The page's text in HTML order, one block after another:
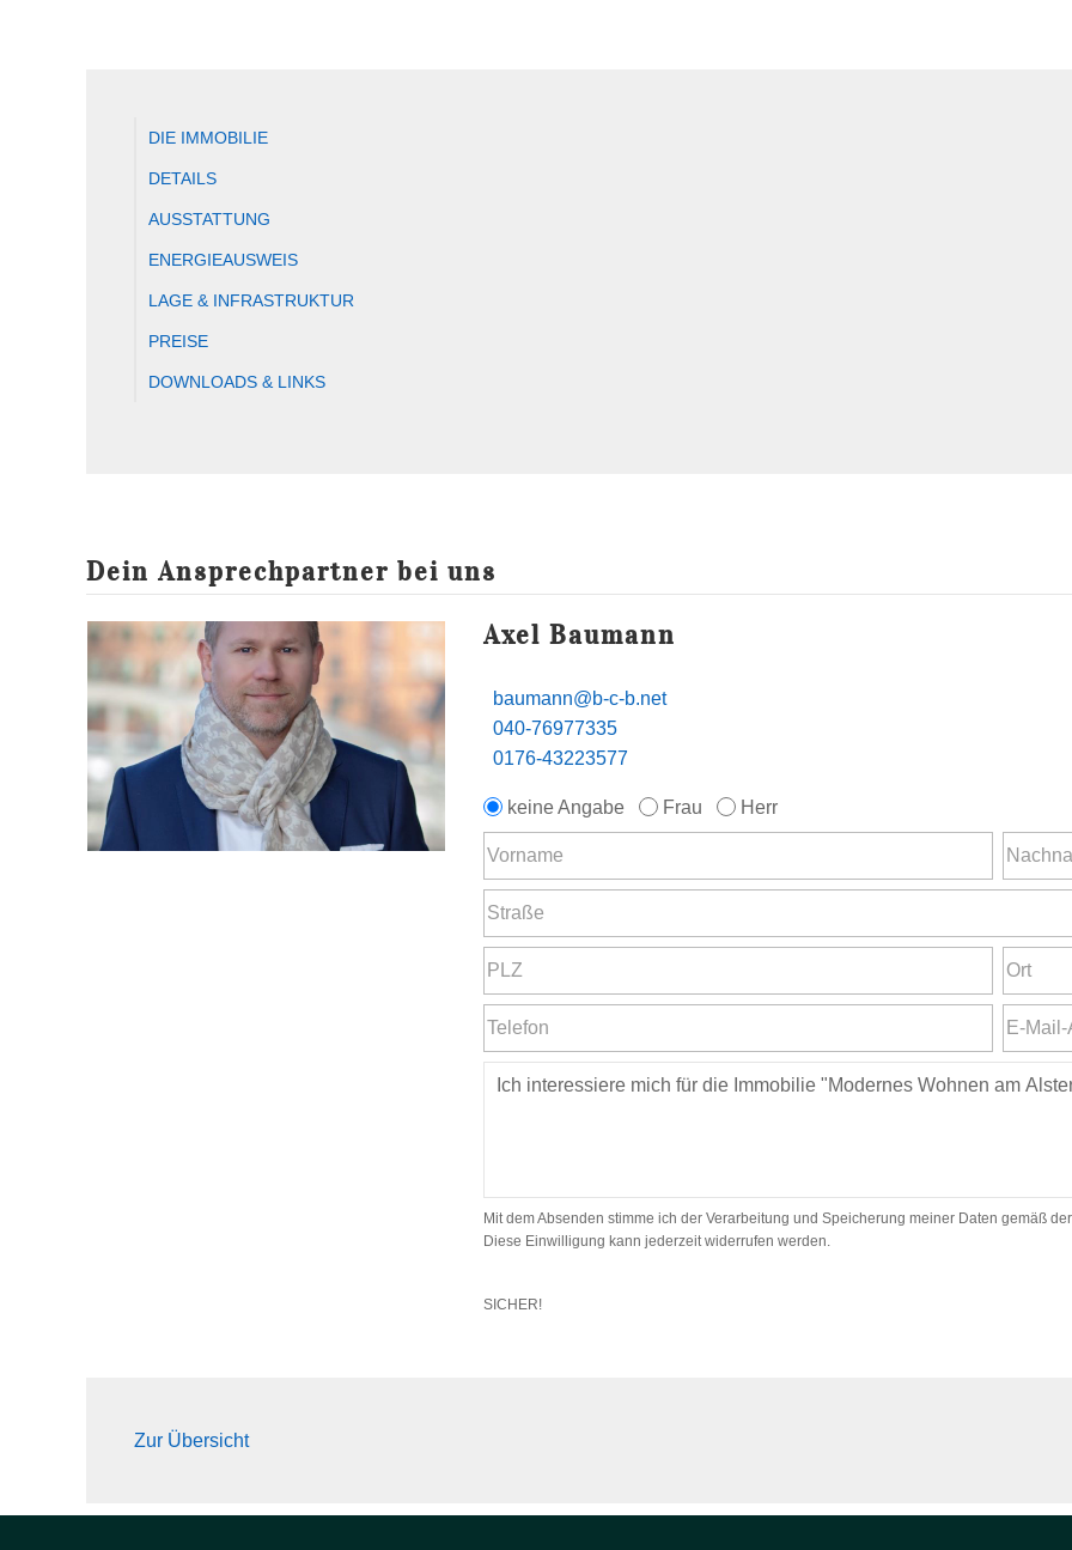
DIE IMMOBILIE
DETAILS
AUSSTATTUNG
ENERGIEAUSWEIS
LAGE & INFRASTRUKTUR
PREISE
DOWNLOADS & LINKS
Dein Ansprechpartner bei uns
Axel Baumann
baumann@b-c-b.net
040-76977335
0176-43223577
keine Angabe Frau Herr
Mit dem Absenden stimme ich der Verarbeitung und Speicherung meiner Daten gemäß
Diese Einwilligung kann jederzeit widerrufen werden.
SICHER!
Zur Übersicht